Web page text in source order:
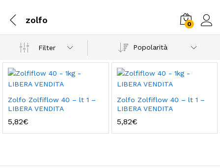
zolfo 0
Filter Popolarità
Zolfo Zolfiflow 40 – lt 1 –
LIBERA VENDITA
5,82€
Zolfo Zolfiflow 40 – lt 1 –
LIBERA VENDITA
5,82€